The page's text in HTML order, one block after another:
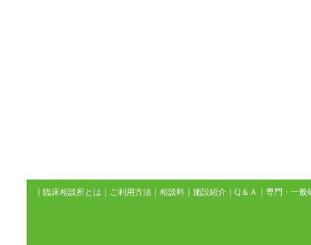
臨床相談所とは ご利用方法 相談料 施設紹介 Q＆Ａ 専門・一般